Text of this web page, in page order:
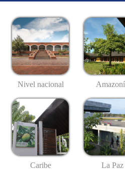
Nivel nacional
Caribe La Paz